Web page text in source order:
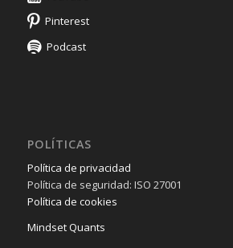
Pinterest
Podcast
POLÍTICAS
Política de privacidad
Política de seguridad: ISO 27001
Política de cookies
Mindset Quants